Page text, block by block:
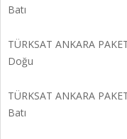
Batı
TÜRKSAT ANKARA
Doğu
TÜRKSAT ANKARA
Batı